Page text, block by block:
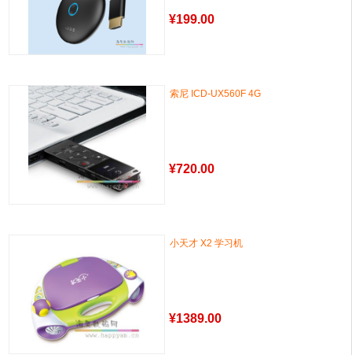
¥199.00
索尼 ICD-UX560F 4G
¥720.00
小天才 X2 学习机
¥1389.00